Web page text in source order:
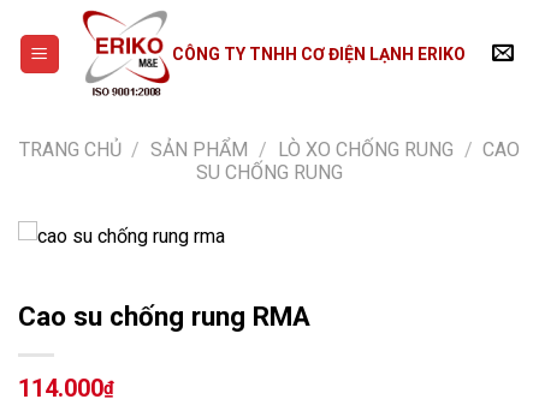
content
CÔNG TY TNHH CƠ ĐIỆN LẠNH ERIKO
TRANG CHỦ / SẢN PHẨM / LÒ XO CHỐNG RUNG / CAO
SU CHỐNG RUNG
Cao su chống rung RMA
114.000₫